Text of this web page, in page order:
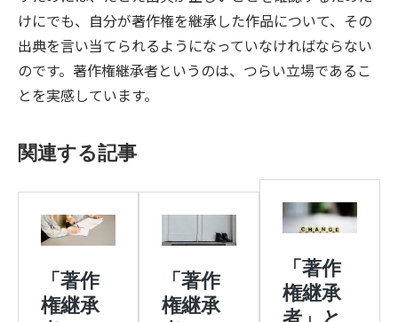
けにでも、自分が著作権を継承した作品について、その
出典を言い当てられるようになっていなければならない
のです。著作権継承者というのは、つらい立場であるこ
とを実感しています。
関連する記事